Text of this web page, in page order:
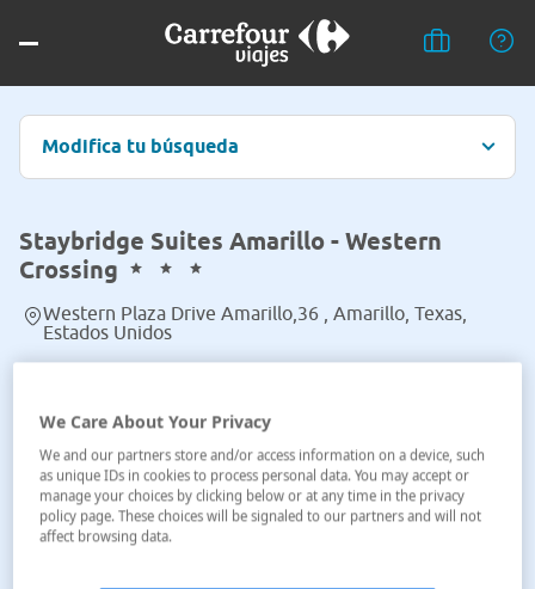
Modifica tu búsqueda
Staybridge Suites Amarillo - Western
Crossing
Western Plaza Drive Amarillo,36 , Amarillo, Texas,
Estados Unidos
We Care About Your Privacy
We and our partners store and/or access information on a device, such
as unique IDs in cookies to process personal data. You may accept or
manage your choices by clicking below or at any time in the privacy
policy page. These choices will be signaled to our partners and will not
affect browsing data.